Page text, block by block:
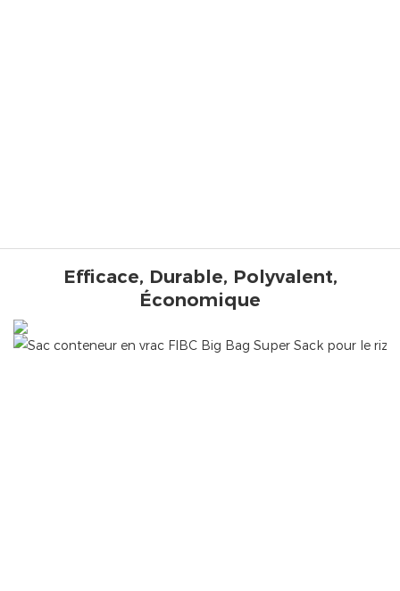
Efficace, Durable, Polyvalent,
Économique